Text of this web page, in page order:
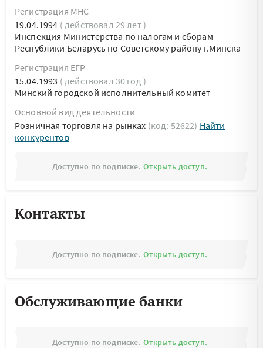
Регистрация МНС
19.04.1994 ( действовал 29 лет )
Инспекция Министерства по налогам и сборам
Республики Беларусь по Советскому району г.Минска
Регистрация ЕГР
15.04.1993 ( действовал 30 год )
Минский городской исполнительный комитет
Основной вид деятельности
Розничная торговля на рынках (код: 52622) Найти
конкурентов
Доступно по подписке. Открыть доступ.
Контакты
Доступно по подписке. Открыть доступ.
Обслуживающие банки
Доступно по подписке. Открыть доступ.